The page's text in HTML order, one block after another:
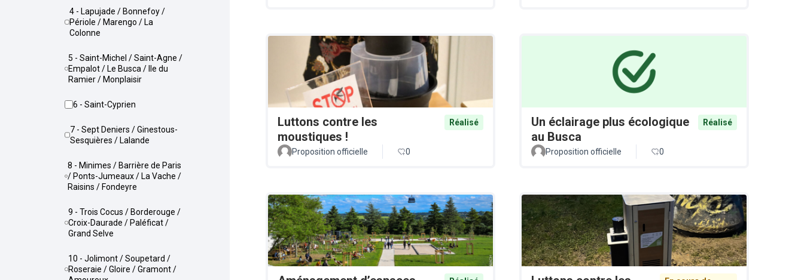
4 - Lapujade / Bonnefoy /
Périole / Marengo / La
Colonne
5 - Saint-Michel / Saint-Agne /
Empalot / Le Busca / Ile du
Ramier / Monplaisir
6 - Saint-Cyprien
7 - Sept Deniers / Ginestous-
Sesquières / Lalande
8 - Minimes / Barrière de Paris
/ Ponts-Jumeaux / La Vache /
Raisins / Fondeyre
9 - Trois Cocus / Borderouge /
Croix-Daurade / Paléficat /
Grand Selve
10 - Jolimont / Soupetard /
Roseraie / Gloire / Gramont /
Luttons contre les
moustiques !
Réalisé
Proposition officielle 0
Un éclairage plus écologique
au Busca
Réalisé
Proposition officielle 0